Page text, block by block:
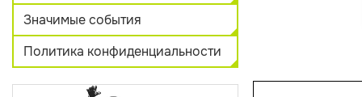
Значимые события
Политика конфиденциальности